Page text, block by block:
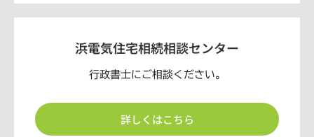
浜電気住宅相続相談センター
行政書士にご相談ください。
詳しくはこちら